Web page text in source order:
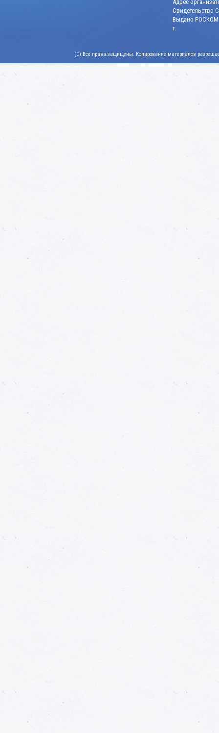
Адрес
Свидетельство
Выдано
г.
(C) Все права защищены. Копирование материалов